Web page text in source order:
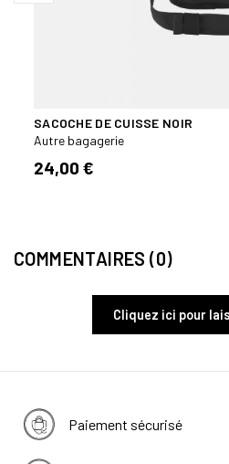
SACOCHE DE CUISSE NOIR
Autre bagagerie
24,00 €
COMMENTAIRES (0)
Cliquez ici pour
Paiement sécurisé